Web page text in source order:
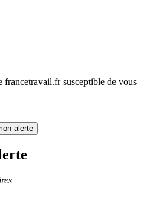
francetravail.fr susceptible de vous
alerte